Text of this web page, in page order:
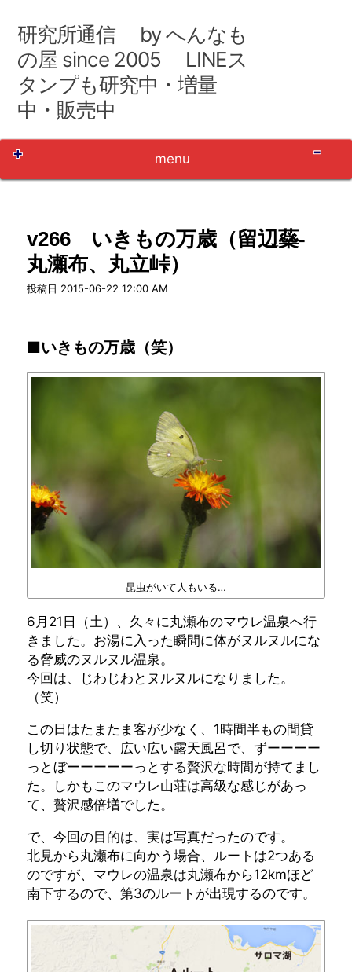
テ
ン
ツ
へ
研究所通信 by へんなも
の屋 since 2005 LINEス
タンプも研究中・増量
中・販売中
menu
v266 いきもの万歳（留辺蘂-
丸瀬布、丸立峠）
投稿日 2015-06-22 12:00 AM
■いきもの万歳（笑）
昆虫がいて人もいる…
6月21日（土）、久々に丸瀬布のマウレ温泉へ行
きました。お湯に入った瞬間に体がヌルヌルにな
る脅威のヌルヌル温泉。
今回は、じわじわとヌルヌルになりました。
（笑）
この日はたまたま客が少なく、1時間半もの間貸
し切り状態で、広い広い露天風呂で、ずーーーー
っとぼーーーーーっとする贅沢な時間が持てまし
た。しかもこのマウレ山荘は高級な感じがあっ
て、贅沢感倍増でした。
で、今回の目的は、実は写真だったのです。
北見から丸瀬布に向かう場合、ルートは2つある
のですが、マウレの温泉は丸瀬布から12kmほど
南下するので、第3のルートが出現するのです。